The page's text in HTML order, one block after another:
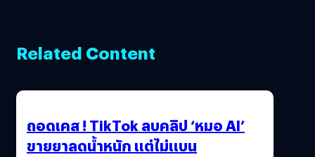
Related Content
ถอดเคส ! TikTok ลบคลิป ‘หมอ AI’
ขายยาลดน้ำหนัก แต่ไม่แบน